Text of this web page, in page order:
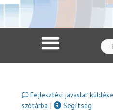
Fejlesztési javaslat küldése
szótárba |
Segítség